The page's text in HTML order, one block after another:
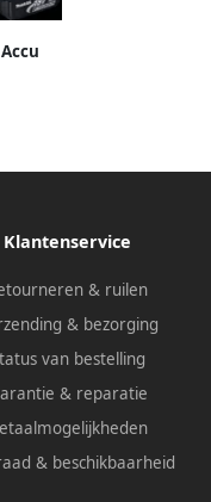
Klantenservice
& ruilen
& bezorging
van bestelling
& reparatie
& beschikbaarheid